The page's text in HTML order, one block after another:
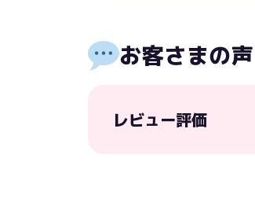
お客さまの声
レビュー評価